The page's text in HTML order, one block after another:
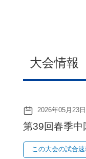
大会情報
2026年05月23
第39回春季中
この大会の試合